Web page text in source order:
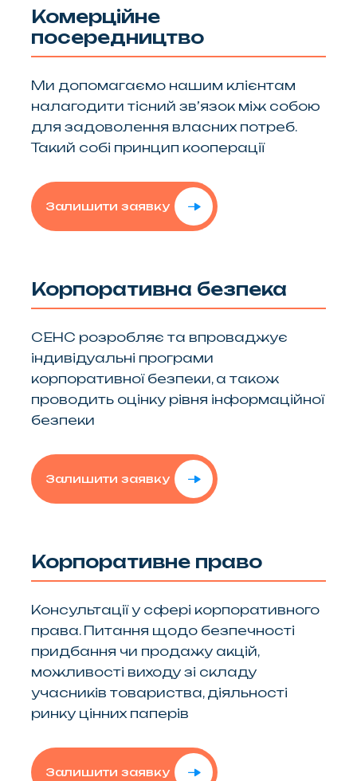
Комерційне
посередництво
Ми допомагаємо нашим клієнтам
налагодити тісний зв’язок між собою
для задоволення власних потреб.
Такий собі принцип кооперації
Залишити заявку
Корпоративна безпека
СЕНС розробляє та впроваджує
індивідуальні програми
корпоративної безпеки, а також
проводить оцінку рівня інформаційної
безпеки
Залишити заявку
Корпоративне право
Консультації у сфері корпоративного
права. Питання щодо безпечності
придбання чи продажу акцій,
можливості виходу зі складу
учасників товариства, діяльності
ринку цінних паперів
Залишити заявку